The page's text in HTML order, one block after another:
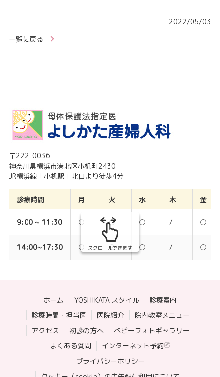
2022/05/03
一覧に戻る
〒222-0036
神奈川県横浜市港北区小机町2430
JR横浜線「小机駅」北口より徒歩4分
診療時間 月 火 水 木 金
9:00 ~ 11:30 ○ ○ ○ / ○
14:00~17:30 ○ ○ ○ / ○
スクロールできます
ホーム YOSHIKATA スタイル
診療案内
診療時間・担当医
医院紹介
院内教室メニュー
アクセス
初診の方へ
ベビーフォトギャラリー
よくある質問
インターネット予約
プライバシーポリシー